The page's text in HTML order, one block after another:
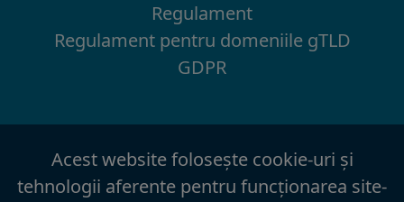
Regulament
Regulament pentru domeniile gTLD
GDPR
Acest website foloseşte cookie-uri şi
tehnologii aferente pentru funcţionarea site-